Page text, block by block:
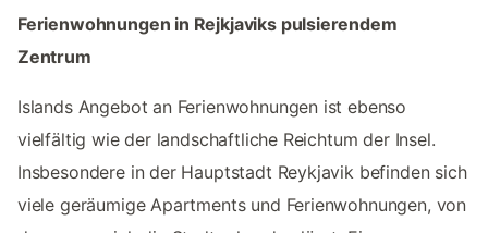
Ferienwohnungen in Rejkjaviks pulsierendem
Zentrum
Islands Angebot an Ferienwohnungen ist ebenso
vielfältig wie der landschaftliche Reichtum der Insel.
Insbesondere in der Hauptstadt Reykjavik befinden sich
viele geräumige Apartments und Ferienwohnungen, von